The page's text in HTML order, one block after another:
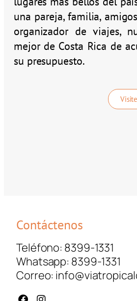
una pareja, familia,
organizador de viajes,
mejor de Costa Rica de
su presupuesto.
Contáctenos
Teléfono: 8399-1331
Whatsapp: 8399-1331
Correo: